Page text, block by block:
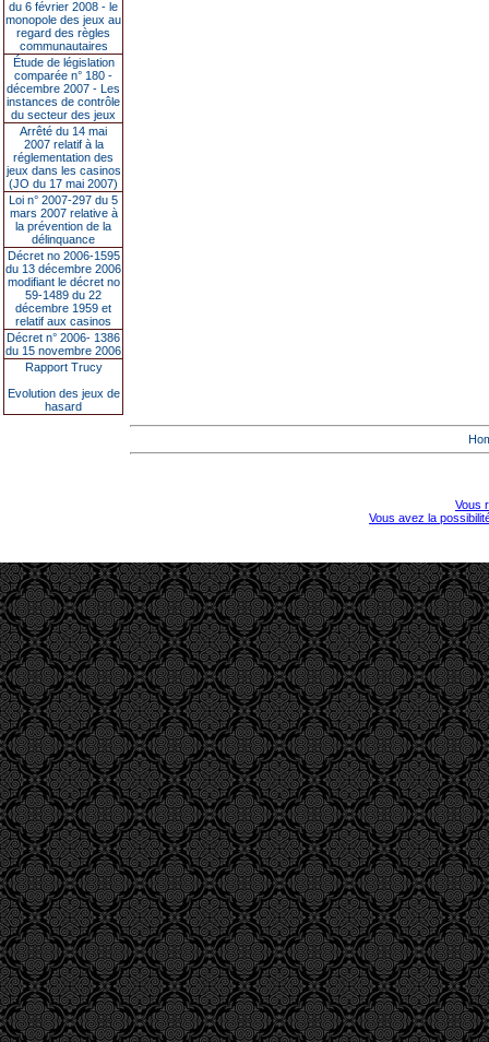
du 6 février 2008 - le
monopole des jeux au
regard des règles
communautaires
Étude de législation
comparée n° 180 -
décembre 2007 - Les
instances de contrôle
du secteur des jeux
Arrêté du 14 mai
2007 relatif à la
réglementation des
jeux dans les casinos
(JO du 17 mai 2007)
Loi n° 2007-297 du 5
mars 2007 relative à
la prévention de la
délinquance
Décret no 2006-1595
du 13 décembre 2006
modifiant le décret no
59-1489 du 22
décembre 1959 et
relatif aux casinos
Décret n° 2006- 1386
du 15 novembre 2006
Rapport Trucy
Evolution des jeux de
hasard
Vous
Vous avez la